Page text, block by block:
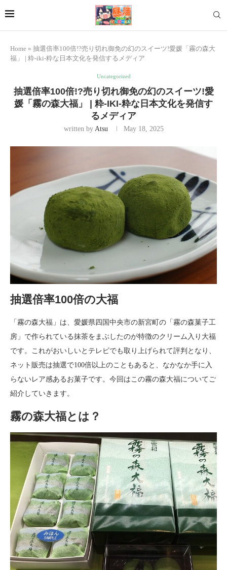
Home » 抽選倍率100倍!?売り切れ御免の幻のスイーツ!愛媛「霧の森大
福」 | 粋-iki-粋な日本文化を発信するメディア
Uncategorized
抽選倍率100倍!?売り切れ御免の幻のスイーツ!愛
媛「霧の森大福」 | 粋-IKI-粋な日本文化を発信す
るメディア
written by Atsu May 18, 2025
抽選倍率100倍の大福
「霧の森大福」は、愛媛県四国中央市の新宮町の「霧の森菓子工
房」で作られている抹茶をまぶしたのが特徴のクリーム入り大福
です。これがおいしいとテレビでも取り上げられて評判となり、
ネット販売は抽選で100倍以上のこともあると、なかなか手に入
らないレア感あるお菓子です。今回はこの霧の森大福についてご
紹介していきます。
霧の森大福とは？